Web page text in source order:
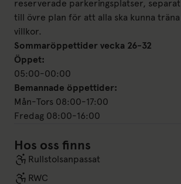
reserverade parkeringsplatser,
till övre plan för att alla ska kunna träna
villkor.
Sommaröppettider vecka 26-32
Öppet:
05:00-00:00
Bemannade öppettider:
Mån-Tors 08:00-17:00
Fredag 08:00-16:00
Hos oss finns
Rullstolsanpassat
RWC